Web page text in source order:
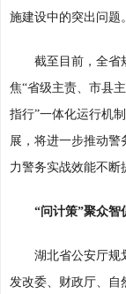
施建设中的突出问题。
截至目前，全省
焦“省级主责、市县
指行”一体化运行机
展，将进一步推动警
力警务实战效能不断
“问计策”聚众智
湖北省公安厅规
发改委、财政厅、自